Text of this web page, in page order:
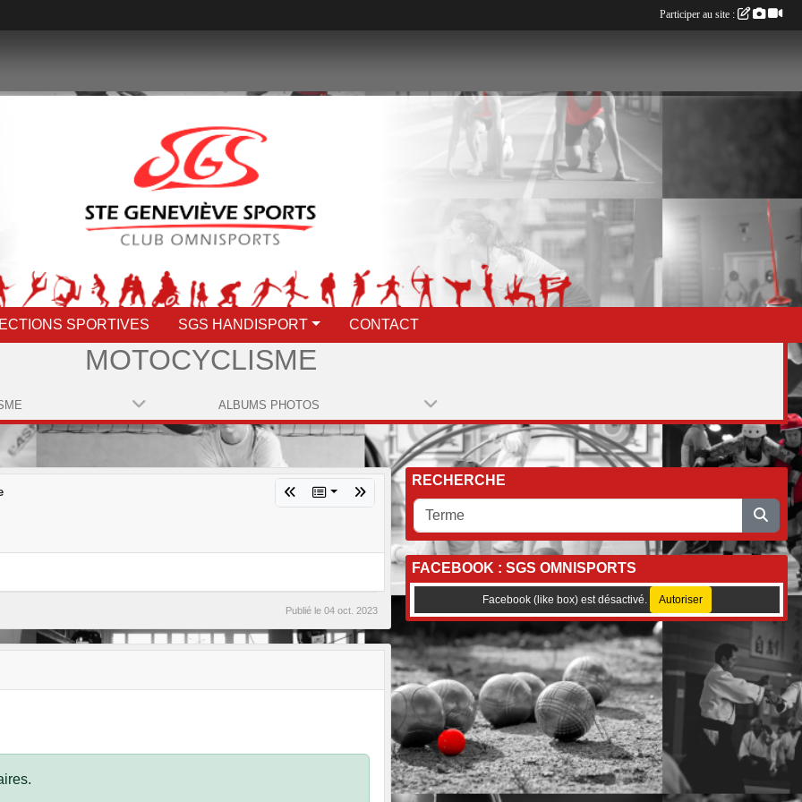
SPORTIVES SGS HANDISPORT CONTACT
MOTOCYCLISME
ALBUMS PHOTOS
Publié le04 oct. 2023
RECHERCHE
FACEBOOK : SGS OMNISPORTS
Facebook (like box) est désactivé. Autoriser
Participer au site :